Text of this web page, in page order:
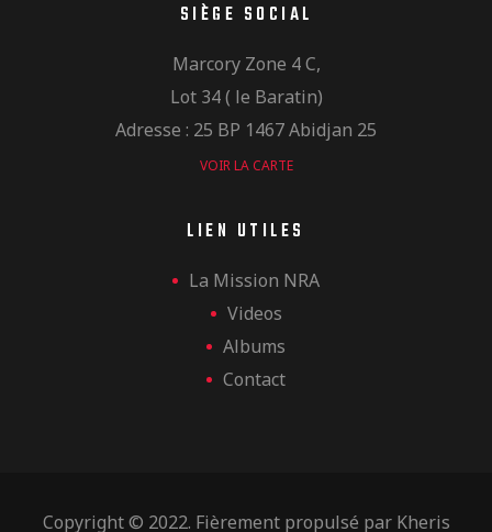
SIÈGE SOCIAL
Marcory Zone 4 C,
Lot 34 ( le Baratin)
Adresse : 25 BP 1467 Abidjan 25
VOIR LA CARTE
LIEN UTILES
La Mission NRA
Videos
Albums
Contact
Copyright © 2022. Fièrement propulsé par Kheris